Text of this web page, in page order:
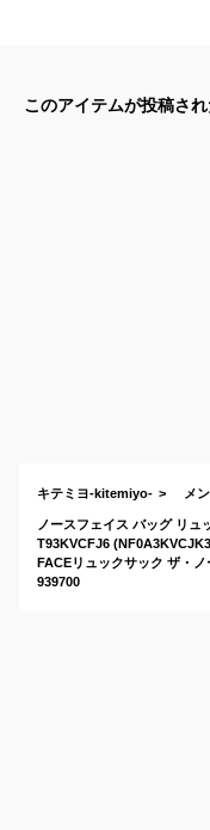
このアイテムが投稿され
キテミヨ-kitemiyo- メ
ノースフェイス バッグ リ
T93KVCFJ6
FACEリュックサック ザ・
939700